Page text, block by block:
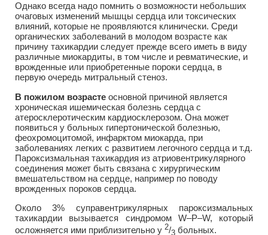
Однако всегда надо помнить о возможности небольших
очаговых изменений мышцы сердца или токсических
влияний, которые не проявляются клинически. Среди
органических заболеваний в молодом возрасте как
причину тахикардии следует прежде всего иметь в виду
различные миокардиты, в том числе и ревматические, и
врожденные или приобретенные пороки сердца, в
первую очередь митральный стеноз.
В пожилом возрасте основной причиной является
хроническая ишемическая болезнь сердца с
атеросклеротическим кардиосклерозом. Она может
появиться у больных гипертонической болезнью,
феохромоцитомой, инфарктом миокарда, при
заболеваниях легких с развитием легочного сердца и т.д.
Пароксизмальная тахикардия из атриовентрикулярного
соединения может быть связана с хирургическим
вмешательством на сердце, например по поводу
врожденных пороков сердца.
Около 3% суправентрикулярных пароксизмальных
тахикардии вызывается синдромом W–Р–W, который
осложняется ими приблизительно у 2/3 больных.